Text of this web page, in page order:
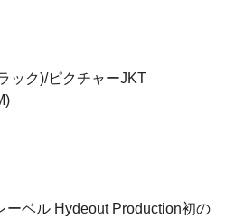
ック)/ピクチャーJKT
ーベル Hydeout Production初の